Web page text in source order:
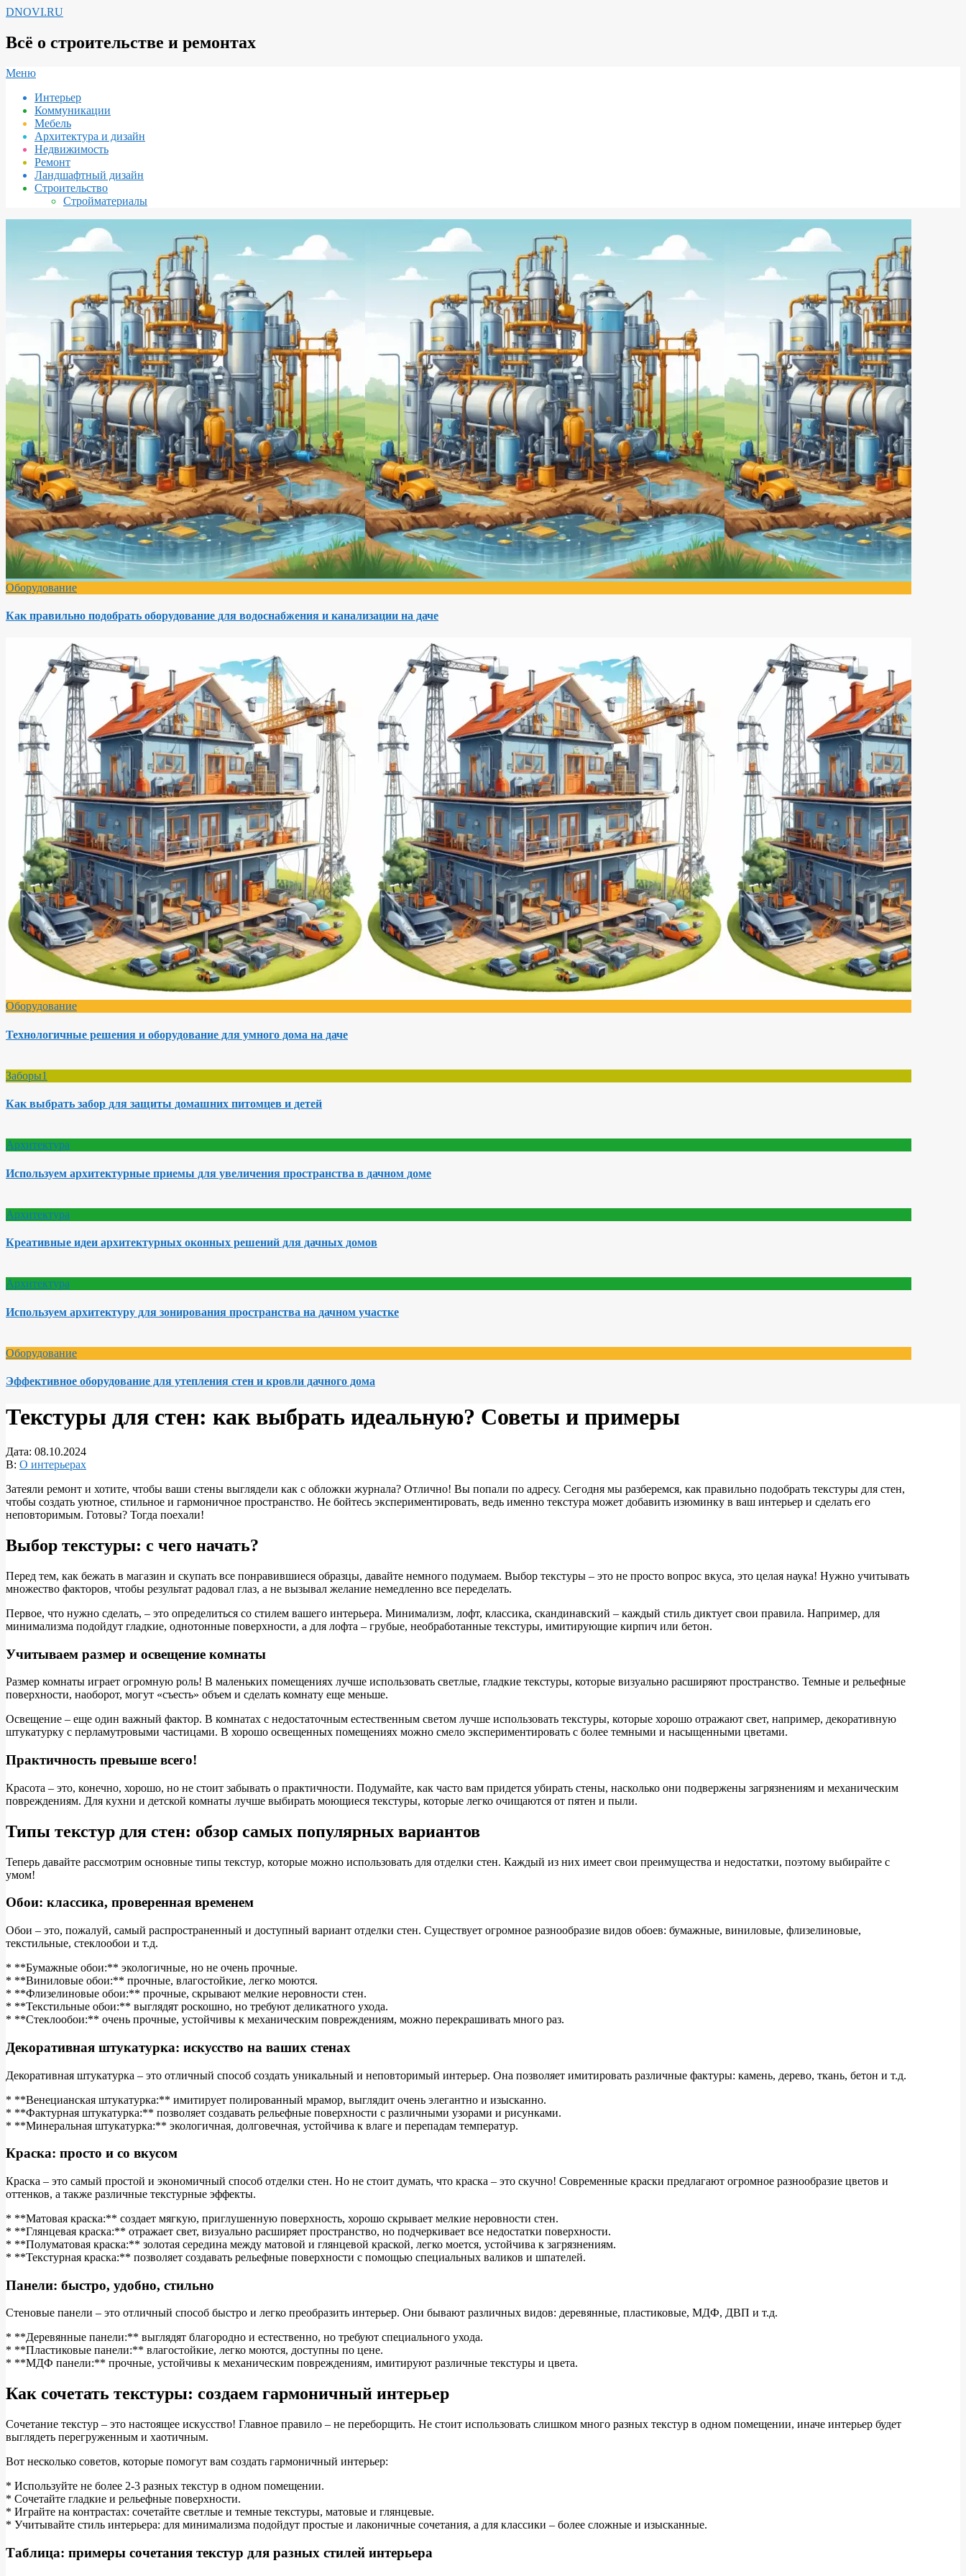
Перейти
содержимому
DNOVI.RU
Всё о строительстве и ремонтах
Вторичное
навигации
Меню
Интерьер
Коммуникации
Мебель
Архитектура и дизайн
Недвижимость
Ремонт
Ландшафтный дизайн
Строительство
Стройматериалы
Оборудование
Как правильно подобрать оборудование для водоснабжения и канализации на даче
Оборудование
Технологичные решения и оборудование для умного дома на даче
Заборы1
Как выбрать забор для защиты домашних питомцев и детей
Архитектура
Используем архитектурные приемы для увеличения пространства в дачном доме
Архитектура
Креативные идеи архитектурных оконных решений для дачных домов
Архитектура
Используем архитектуру для зонирования пространства на дачном участке
Оборудование
Эффективное оборудование для утепления стен и кровли дачного дома
Текстуры для стен: как выбрать идеальную? Советы и примеры
Дата: 08.10.2024
В: О интерьерах
Затеяли ремонт и хотите, чтобы ваши стены выглядели как с обложки журнала? Отлично! Вы попали по адресу. Сегодня мы разберемся, как правильно подобрать текстуры для стен,
чтобы создать уютное, стильное и гармоничное пространство. Не бойтесь экспериментировать, ведь именно текстура может добавить изюминку в ваш интерьер и сделать его
неповторимым. Готовы? Тогда поехали!
Выбор текстуры: с чего начать?
Перед тем, как бежать в магазин и скупать все понравившиеся образцы, давайте немного подумаем. Выбор текстуры – это не просто вопрос вкуса, это целая наука! Нужно учитывать
множество факторов, чтобы результат радовал глаз, а не вызывал желание немедленно все переделать.
Первое, что нужно сделать, – это определиться со стилем вашего интерьера. Минимализм, лофт, классика, скандинавский – каждый стиль диктует свои правила. Например, для
минимализма подойдут гладкие, однотонные поверхности, а для лофта – грубые, необработанные текстуры, имитирующие кирпич или бетон.
Учитываем размер и освещение комнаты
Размер комнаты играет огромную роль! В маленьких помещениях лучше использовать светлые, гладкие текстуры, которые визуально расширяют пространство. Темные и рельефные
поверхности, наоборот, могут «съесть» объем и сделать комнату еще меньше.
Освещение – еще один важный фактор. В комнатах с недостаточным естественным светом лучше использовать текстуры, которые хорошо отражают свет, например, декоративную
штукатурку с перламутровыми частицами. В хорошо освещенных помещениях можно смело экспериментировать с более темными и насыщенными цветами.
Практичность превыше всего!
Красота – это, конечно, хорошо, но не стоит забывать о практичности. Подумайте, как часто вам придется убирать стены, насколько они подвержены загрязнениям и механическим
повреждениям. Для кухни и детской комнаты лучше выбирать моющиеся текстуры, которые легко очищаются от пятен и пыли.
Типы текстур для стен: обзор самых популярных вариантов
Теперь давайте рассмотрим основные типы текстур, которые можно использовать для отделки стен. Каждый из них имеет свои преимущества и недостатки, поэтому выбирайте с
умом!
Обои: классика, проверенная временем
Обои – это, пожалуй, самый распространенный и доступный вариант отделки стен. Существует огромное разнообразие видов обоев: бумажные, виниловые, флизелиновые,
текстильные, стеклообои и т.д.
* **Бумажные обои:** экологичные, но не очень прочные.
* **Виниловые обои:** прочные, влагостойкие, легко моются.
* **Флизелиновые обои:** прочные, скрывают мелкие неровности стен.
* **Текстильные обои:** выглядят роскошно, но требуют деликатного ухода.
* **Стеклообои:** очень прочные, устойчивы к механическим повреждениям, можно перекрашивать много раз.
Декоративная штукатурка: искусство на ваших стенах
Декоративная штукатурка – это отличный способ создать уникальный и неповторимый интерьер. Она позволяет имитировать различные фактуры: камень, дерево, ткань, бетон и т.д.
* **Венецианская штукатурка:** имитирует полированный мрамор, выглядит очень элегантно и изысканно.
* **Фактурная штукатурка:** позволяет создавать рельефные поверхности с различными узорами и рисунками.
* **Минеральная штукатурка:** экологичная, долговечная, устойчива к влаге и перепадам температур.
Краска: просто и со вкусом
Краска – это самый простой и экономичный способ отделки стен. Но не стоит думать, что краска – это скучно! Современные краски предлагают огромное разнообразие цветов и
оттенков, а также различные текстурные эффекты.
* **Матовая краска:** создает мягкую, приглушенную поверхность, хорошо скрывает мелкие неровности стен.
* **Глянцевая краска:** отражает свет, визуально расширяет пространство, но подчеркивает все недостатки поверхности.
* **Полуматовая краска:** золотая середина между матовой и глянцевой краской, легко моется, устойчива к загрязнениям.
* **Текстурная краска:** позволяет создавать рельефные поверхности с помощью специальных валиков и шпателей.
Панели: быстро, удобно, стильно
Стеновые панели – это отличный способ быстро и легко преобразить интерьер. Они бывают различных видов: деревянные, пластиковые, МДФ, ДВП и т.д.
* **Деревянные панели:** выглядят благородно и естественно, но требуют специального ухода.
* **Пластиковые панели:** влагостойкие, легко моются, доступны по цене.
* **МДФ панели:** прочные, устойчивы к механическим повреждениям, имитируют различные текстуры и цвета.
Как сочетать текстуры: создаем гармоничный интерьер
Сочетание текстур – это настоящее искусство! Главное правило – не переборщить. Не стоит использовать слишком много разных текстур в одном помещении, иначе интерьер будет
выглядеть перегруженным и хаотичным.
Вот несколько советов, которые помогут вам создать гармоничный интерьер:
* Используйте не более 2-3 разных текстур в одном помещении.
* Сочетайте гладкие и рельефные поверхности.
* Играйте на контрастах: сочетайте светлые и темные текстуры, матовые и глянцевые.
* Учитывайте стиль интерьера: для минимализма подойдут простые и лаконичные сочетания, а для классики – более сложные и изысканные.
Таблица: примеры сочетания текстур для разных стилей интерьера